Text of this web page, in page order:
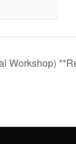
Workshop)